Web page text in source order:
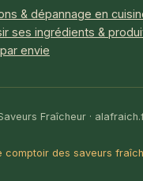
& dépannage en
ses ingrédients &
envie
Fraîcheur ·
comptoir des saveurs